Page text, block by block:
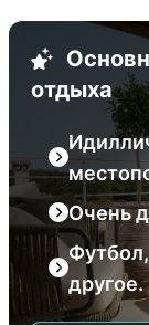
отдыха
Очень
другое.